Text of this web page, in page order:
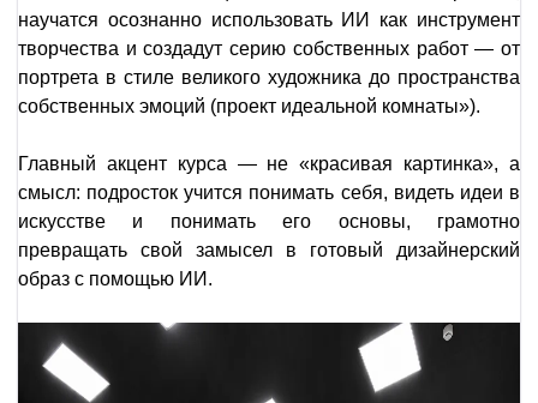
научатся осознанно использовать ИИ как инструмент
творчества и создадут серию собственных работ — от
портрета в стиле великого художника до пространства
собственных эмоций (проект идеальной комнаты»).
Главный акцент курса — не «красивая картинка», а
смысл: подросток учится понимать себя, видеть идеи в
искусстве и понимать его основы, грамотно
превращать свой замысел в готовый дизайнерский
образ с помощью ИИ.